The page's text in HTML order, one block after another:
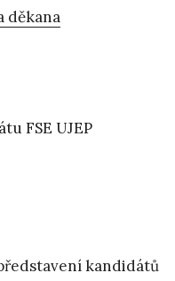
děkana
FSE UJEP
kandidátů